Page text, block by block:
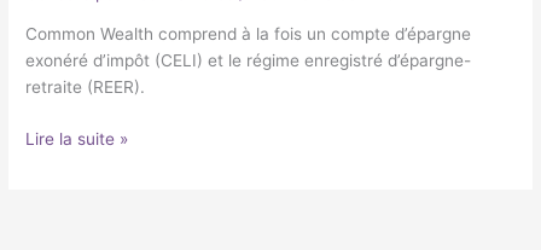
Common Wealth comprend à la fois un compte d’épargne
exonéré d’impôt (CELI) et le régime enregistré d’épargne-
retraite (REER).
Lire la suite »